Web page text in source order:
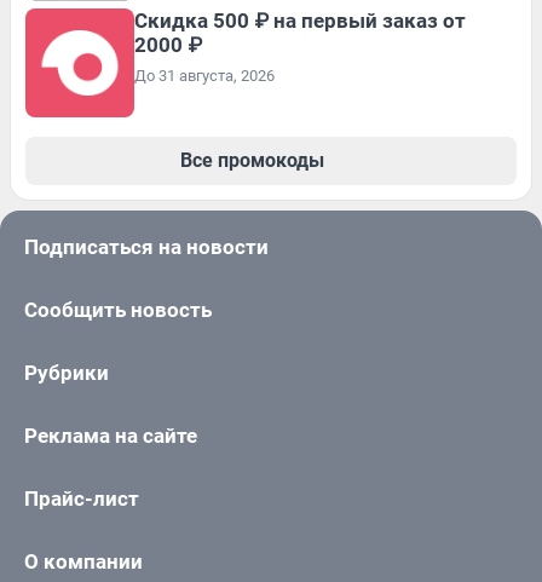
Скидка 500 ₽ на первый заказ от
2000 ₽
До 31 августа, 2026
Все промокоды
Подписаться на новости
Сообщить новость
Рубрики
Реклама на сайте
Прайс-лист
О компании